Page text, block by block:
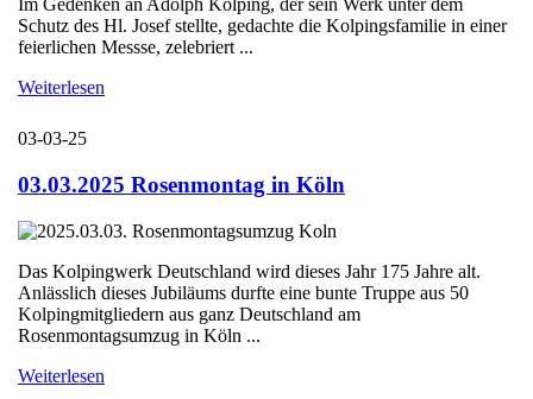
Im Gedenken an Adolph Kolping, der sein Werk unter dem
Schutz des Hl. Josef stellte, gedachte die Kolpingsfamilie in einer
feierlichen Messse, zelebriert ...
Weiterlesen
03-03-25
03.03.2025 Rosenmontag in Köln
Das Kolpingwerk Deutschland wird dieses Jahr 175 Jahre alt.
Anlässlich dieses Jubiläums durfte eine bunte Truppe aus 50
Kolpingmitgliedern aus ganz Deutschland am
Rosenmontagsumzug in Köln ...
Weiterlesen